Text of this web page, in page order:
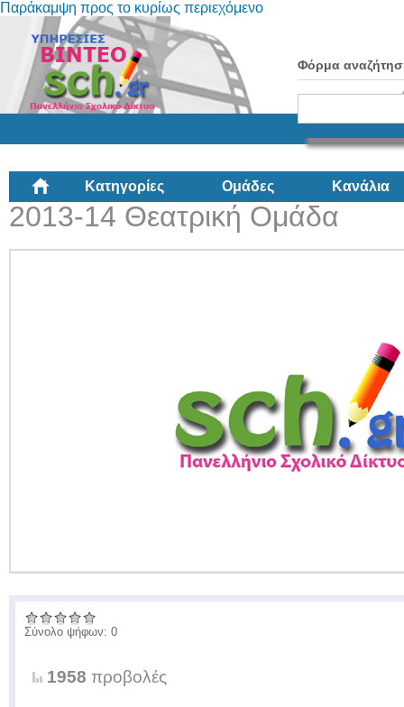
Παράκαμψη προς το κυρίως περιεχόμενο
Φόρμα
Κατηγορίες Ομάδες Κανάλια
2013-14 Θεατρική Ομάδα
Σύνολο ψήφων: 0
1958 προβολές